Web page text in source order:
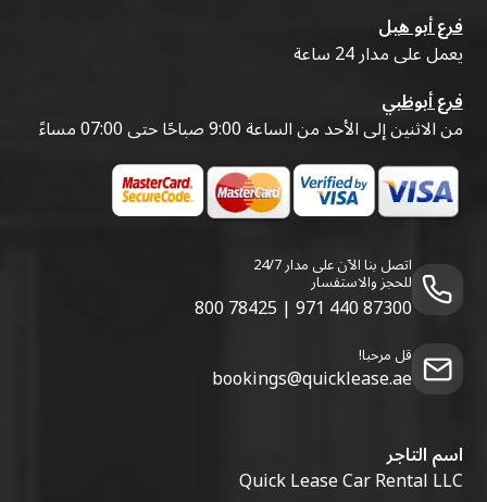
فرع أبو هيل
يعمل على مدار 24 ساعة
فرع أبوظبي
من الاثنين إلى الأحد من الساعة 9:00 صباحًا حتى 07:00 مساءً
اتصل بنا الآن على مدار 24/7
للحجز والاستفسار
800 78425 | 971 440 87300
قل مرحبا!
bookings@quicklease.ae
اسم التاجر
Quick Lease Car Rental LLC